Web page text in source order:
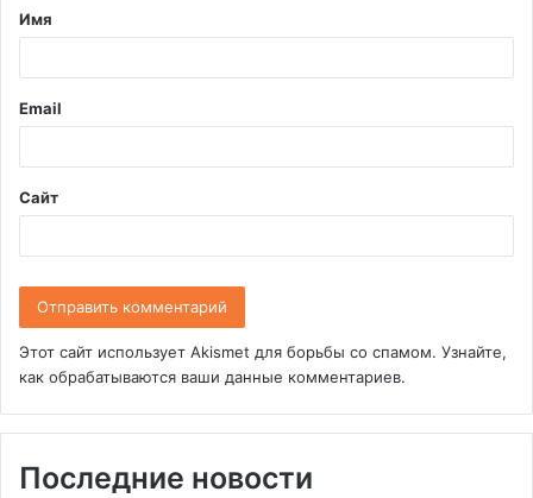
а
й
*
Имя
Email
Сайт
Этот сайт использует Akismet для борьбы со спамом. Узнайте,
как обрабатываются ваши данные комментариев.
Последние новости